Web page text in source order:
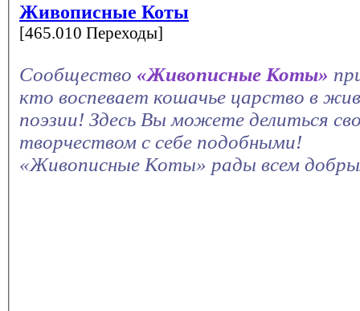
Живописные Коты
[465.010 Переходы]
Сообщество «Живописные Коты»
кто воспевает кошачье царство в
поэзии! Здесь Вы можете делиться
творчеством с себе подобными!
«Живописные Коты» рады всем